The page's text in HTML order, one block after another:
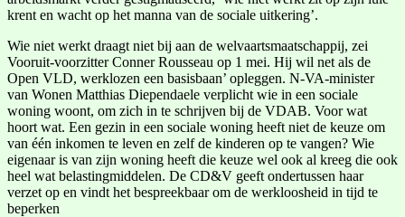
krent en wacht op het manna van de sociale uitkering’.
Wie niet werkt draagt niet bij aan de welvaartsmaatschappij, zei
Vooruit-voorzitter Conner Rousseau op 1 mei. Hij wil net als de
Open VLD, werklozen een basisbaan’ opleggen. N-VA-minister
van Wonen Matthias Diependaele verplicht wie in een sociale
woning woont, om zich in te schrijven bij de VDAB. Voor wat
hoort wat. Een gezin in een sociale woning heeft niet de keuze om
van één inkomen te leven en zelf de kinderen op te vangen? Wie
eigenaar is van zijn woning heeft die keuze wel ook al kreeg die ook
heel wat belastingmiddelen. De CD&V geeft ondertussen haar
verzet op en vindt het bespreekbaar om de werkloosheid in tijd te
beperken